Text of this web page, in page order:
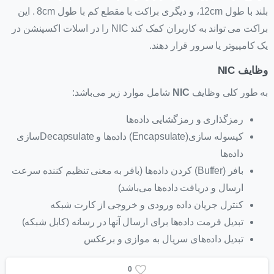
بلند با طول 12cm، و دیگری براکت با مقطع کم با طول 8cm . این
براکت می تواند به کاربران کمک کند NIC را در اسلات اکسپنشن در
یک کامپیوتر یا سرور قرار دهند.
وظایف NIC
به طور کلی وظایف NIC شامل موارد زیر می‌باشد:
رمزگذاری و رمزگشایی داده‌ها
کپسوله سازی(Encapsulate) داده‌ها و Decapsulate‌سازی
داده‌ها
بافر (Buffer) کردن داده‌ها (بافر به معنی تنظیم کننده سرعت
ارسال و دریافت داده‌ها می‌باشد)
کنترل جریان داده ورودی و خروجی از کارت شبکه
تبدیل فرمت داده‌ها برای ارسال آنها در رسانه (کابل شبکه)
تبدیل داده‌های سریال به موازی و برعکس
0